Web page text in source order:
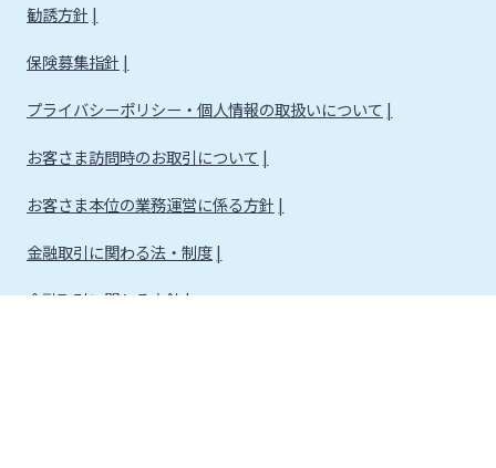
勧誘方針
保険募集指針
プライバシーポリシー・個人情報の取扱いについて
お客さま訪問時のお取引について
お客さま本位の業務運営に係る方針
金融取引に関わる法・制度
金融取引に関わる方針